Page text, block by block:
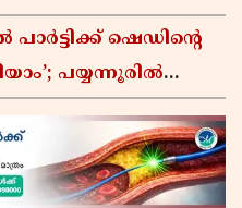
പാർട്ടിക്ക് ഷെഡിൻ്റെ
പയ്യന്നൂരിൽ